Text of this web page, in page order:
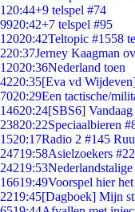
1 20:44+9 telspel #74
9920:42+7 telspel #95
12020:42Teltopic #1558
220:37Jerney Kaagman
12020:36Nederland toen
4220:35[Eva vd
7020:29Een tactische/
14620:24[SBS6]
23820:22Speciaalbieren
1520:17Radio 2 #145
24719:58Asielzoekers
24219:53
16619:49Voorspel hier
2219:45[Dagboek] Mijn